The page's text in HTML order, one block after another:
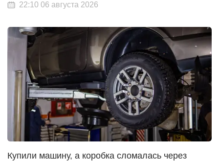
22:10 06 августа 2026
Купили машину, а коробка сломалась через